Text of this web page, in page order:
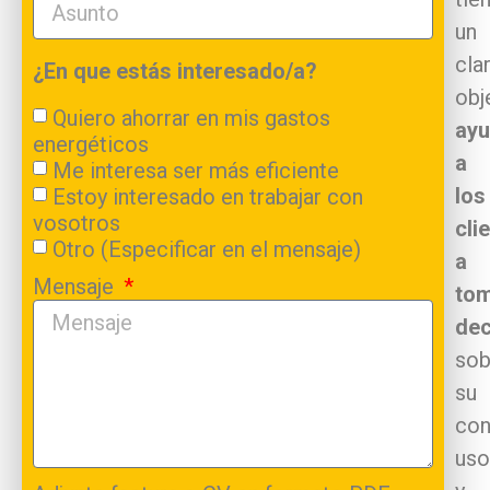
¿En que estás interesado/a?
Quiero ahorrar en mis gastos
energéticos
Me interesa ser más eficiente
Estoy interesado en trabajar con
vosotros
Otro (Especificar en el mensaje)
Mensaje
un
a
los
a
su
uso